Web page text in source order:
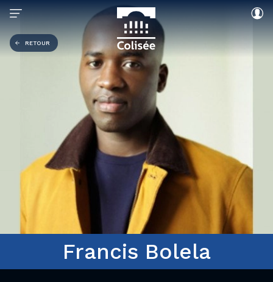
RETOUR
Francis Bolela